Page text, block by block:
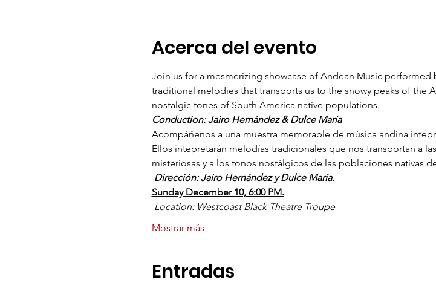
Acerca del evento
Join us for a mesmerizing showcase of Andean Music
traditional melodies that transports us to the snowy peaks of the
nostalgic tones of South America native populations.
Conduction: Jairo Hernández & Dulce María
Acompáñenos a una muestra memorable de música andina
Ellos intepretarán melodías tradicionales que nos transportan a
misteriosas y a los tonos nostálgicos de las poblaciones nativas
Dirección: Jairo Hernández y Dulce María.
Sunday December 10, 6:00 PM.
Location: Westcoast Black Theatre Troupe
Mostrar más
Entradas